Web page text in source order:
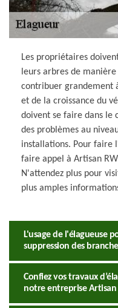
Les propriétaires
leurs arbres de
contribuer grandement
et de la croissance du
doivent se faire dans le
des problèmes au
installations. Pour faire
faire appel à Artisan
N'attendez plus pour
plus amples
L'usage de l'élagueuse
suppression des
Confiez vos travaux
notre entreprise Artisan